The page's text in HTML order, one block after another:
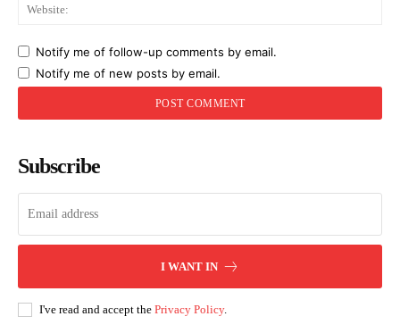
Notify me of follow-up comments by email.
Notify me of new posts by email.
Subscribe
I WANT IN
I've read and accept the Privacy Policy.